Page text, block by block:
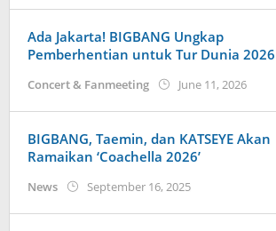
Ada Jakarta! BIGBANG Ungkap
Pemberhentian untuk Tur Dunia 2026
Concert & Fanmeeting June 11, 2026by
BIGBANG, Taemin, dan KATSEYE Akan
Ramaikan ‘Coachella 2026’
News September 16, 2025by